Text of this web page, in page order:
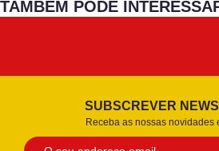
TAMBÉM PODE
SUBSCREVER
Receba as nossas novidades